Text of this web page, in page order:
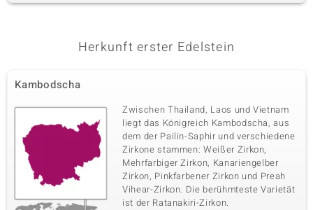
Herkunft erster Edelstein
Kambodscha
Zwischen Thailand, Laos und Vietnam
liegt das Königreich Kambodscha, aus
dem der Pailin-Saphir und verschiedene
Zirkone stammen: Weißer Zirkon,
Mehrfarbiger Zirkon, Kanariengelber
Zirkon, Pinkfarbener Zirkon und Preah
Vihear-Zirkon. Die berühmteste Varietät
ist der Ratanakiri-Zirkon.